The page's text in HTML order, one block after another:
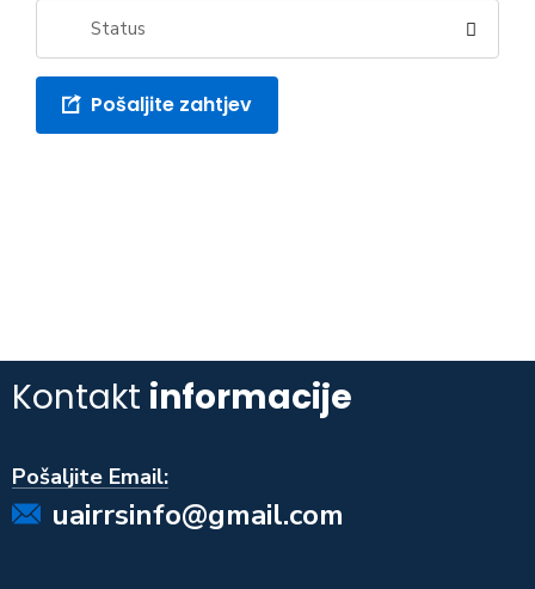
Status
Pošaljite zahtjev
Kontakt informacije
Pošaljite Email:
uairrsinfo@gmail.com